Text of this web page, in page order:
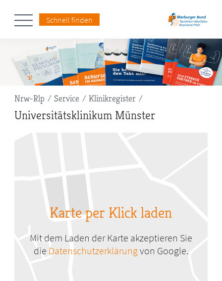
Schnell finden
Pfadnavigation
Nrw-Rlp Service Klinikregister
Universitätsklinikum Münster
Karte per Klick laden
Mit dem Laden der Karte akzeptieren Sie
die Datenschutzerklärungvon Google.